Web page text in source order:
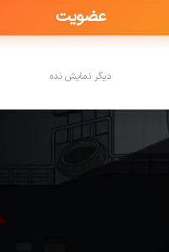
عضویت
دیگر نمایش نده